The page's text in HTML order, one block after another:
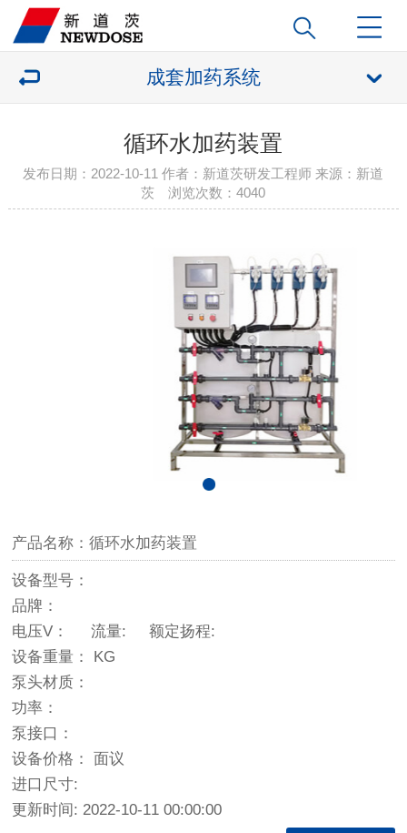
成套加药系统
循环水加药装置
发布日期：2022-10-11 作者：新道茨研发工程师 来源：新道
茨 浏览次数：4040
产品名称：循环水加药装置
设备型号：
品牌：
电压V： 流量: 额定扬程:
设备重量： KG
泵头材质：
功率：
泵接口：
设备价格： 面议
进口尺寸:
更新时间: 2022-10-11 00:00:00